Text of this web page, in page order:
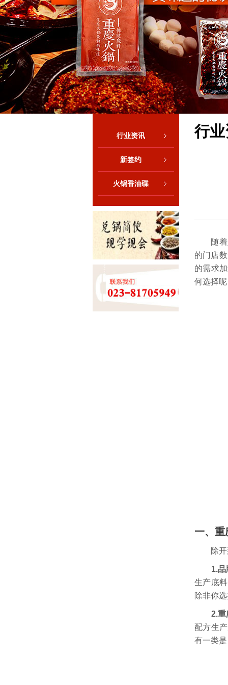
行业资讯
新签约
火锅香油碟
行
随着人
的门店
的需求
何选择
一、重
除开那
1.
生产底
除非你
2.重
配方生
有一类